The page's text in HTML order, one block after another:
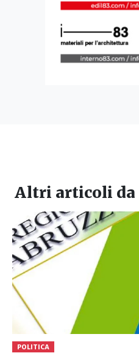
Altri articoli da
POLITICA